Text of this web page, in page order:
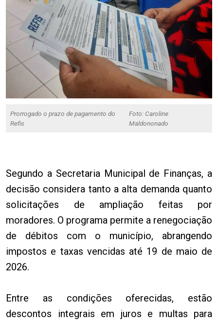
Prorrogado o prazo de pagamento do
Refis
Foto: Caroline
Maldononado
Segundo a Secretaria Municipal de Finanças, a
decisão considera tanto a alta demanda quanto
solicitações de ampliação feitas por
moradores. O programa permite a renegociação
de débitos com o município, abrangendo
impostos e taxas vencidas até 19 de maio de
2026.
Entre as condições oferecidas, estão
descontos integrais em juros e multas para